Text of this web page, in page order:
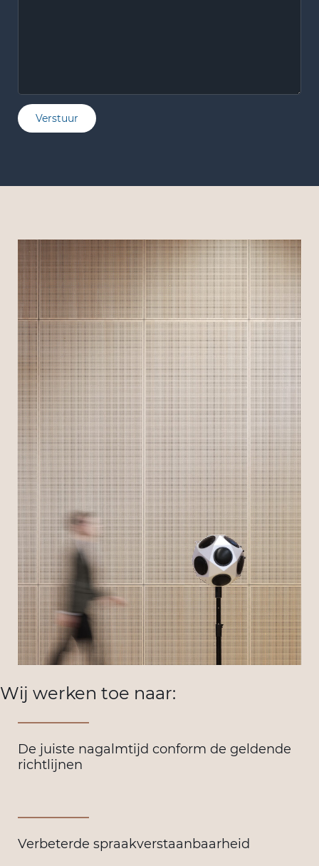
Verstuur
Wij werken toe naar:
De juiste nagalmtijd conform de geldende
richtlijnen
Verbeterde spraakverstaanbaarheid